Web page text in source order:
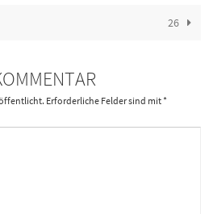
26
Erforderliche Felder sind mit*